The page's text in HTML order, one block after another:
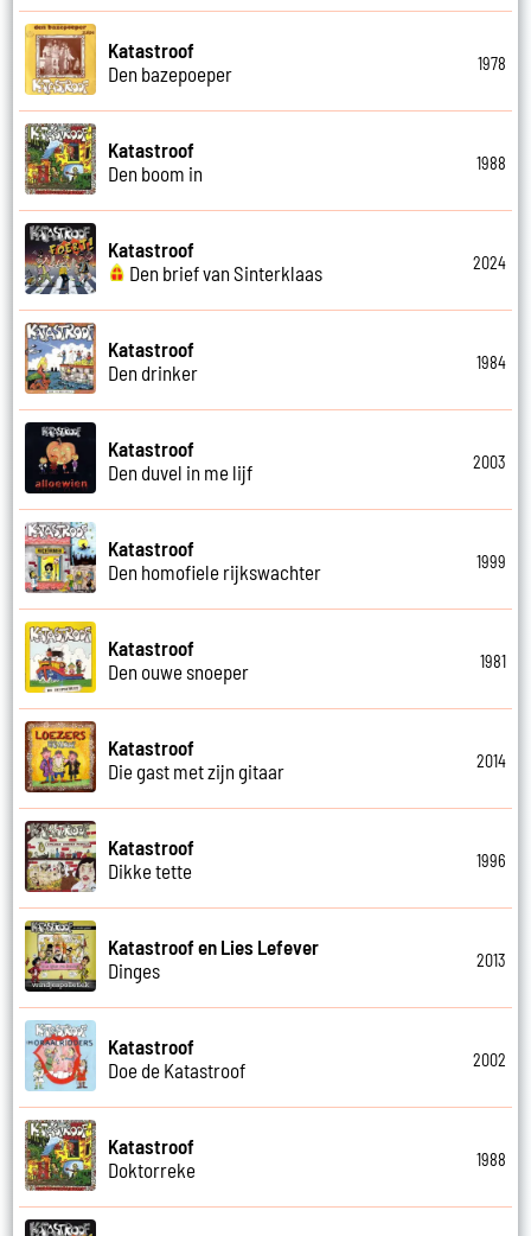
Katastroof
Den bazepoeper
1978
Katastroof
Den boom in
1988
Katastroof
Den brief van Sinterklaas
2024
Katastroof
Den drinker
1984
Katastroof
Den duvel in me lijf
2003
Katastroof
Den homofiele rijkswachter
1999
Katastroof
Den ouwe snoeper
1981
Katastroof
Die gast met zijn gitaar
2014
Katastroof
Dikke tette
1996
Katastroof en Lies Lefever
Dinges
2013
Katastroof
Doe de Katastroof
2002
Katastroof
Doktorreke
1988